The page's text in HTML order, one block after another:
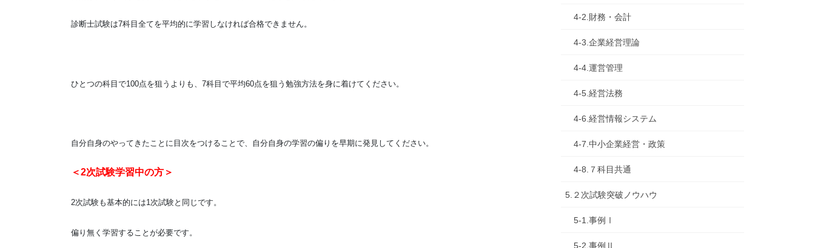
診断士試験は7科目全てを平均的に学習しなければ合格できません。
ひとつの科目で100点を狙うよりも、7科目で平均60点を狙う勉強方法を身に着けてください。
自分自身のやってきたことに目次をつけることで、自分自身の学習の偏りを早期に発見してください。
＜2次試験学習中の方＞
2次試験も基本的には1次試験と同じです。
偏り無く学習することが必要です。
4-2.財務・会計
4-3.企業経営理論
4-4.運営管理
4-5.経営法務
4-6.経営情報システム
4-7.中小企業経営・政策
4-8.７科目共通
5.２次試験突破ノウハウ
5-1.事例Ⅰ
5-2.事例Ⅱ